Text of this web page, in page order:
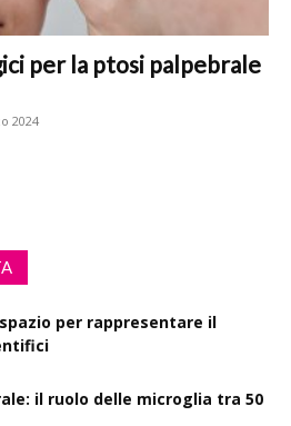
per la ptosi palpebrale
2024
spazio per rappresentare il
il ruolo delle microglia tra 50